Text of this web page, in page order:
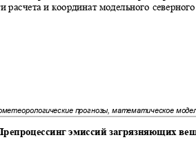
расчета и координат модельного
прогнозы, математическое
эмиссий загрязняющих